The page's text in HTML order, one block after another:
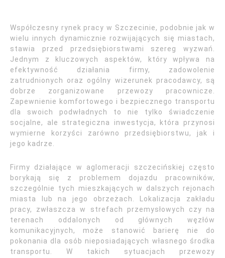
Współczesny rynek pracy w Szczecinie, podobnie jak w
wielu innych dynamicznie rozwijających się miastach,
stawia przed przedsiębiorstwami szereg wyzwań.
Jednym z kluczowych aspektów, który wpływa na
efektywność działania firmy, zadowolenie
zatrudnionych oraz ogólny wizerunek pracodawcy, są
dobrze zorganizowane przewozy pracownicze.
Zapewnienie komfortowego i bezpiecznego transportu
dla swoich podwładnych to nie tylko świadczenie
socjalne, ale strategiczna inwestycja, która przynosi
wymierne korzyści zarówno przedsiębiorstwu, jak i
jego kadrze.
Firmy działające w aglomeracji szczecińskiej często
borykają się z problemem dojazdu pracowników,
szczególnie tych mieszkających w dalszych rejonach
miasta lub na jego obrzeżach. Lokalizacja zakładu
pracy, zwłaszcza w strefach przemysłowych czy na
terenach oddalonych od głównych węzłów
komunikacyjnych, może stanowić barierę nie do
pokonania dla osób nieposiadających własnego środka
transportu. W takich sytuacjach przewozy